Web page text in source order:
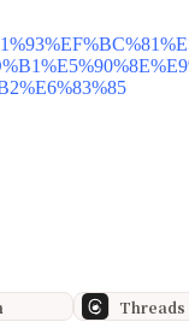
Threads